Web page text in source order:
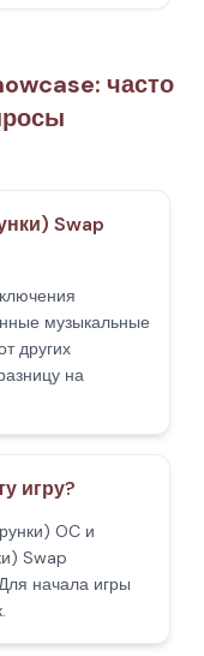
часто
Swap
музыкальные
других
на
игру?
OC и
Swap
начала игры